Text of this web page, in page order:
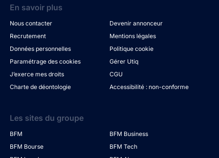
En savoir plus
Nous contacter
Devenir annonceur
Recrutement
Mentions légales
Données personnelles
Politique cookie
Paramétrage des cookies
Gérer Utiq
J’exerce mes droits
CGU
Charte de déontologie
Accessibilité : non-conforme
Les sites du groupe
BFM
BFM Business
BFM Bourse
BFM Tech